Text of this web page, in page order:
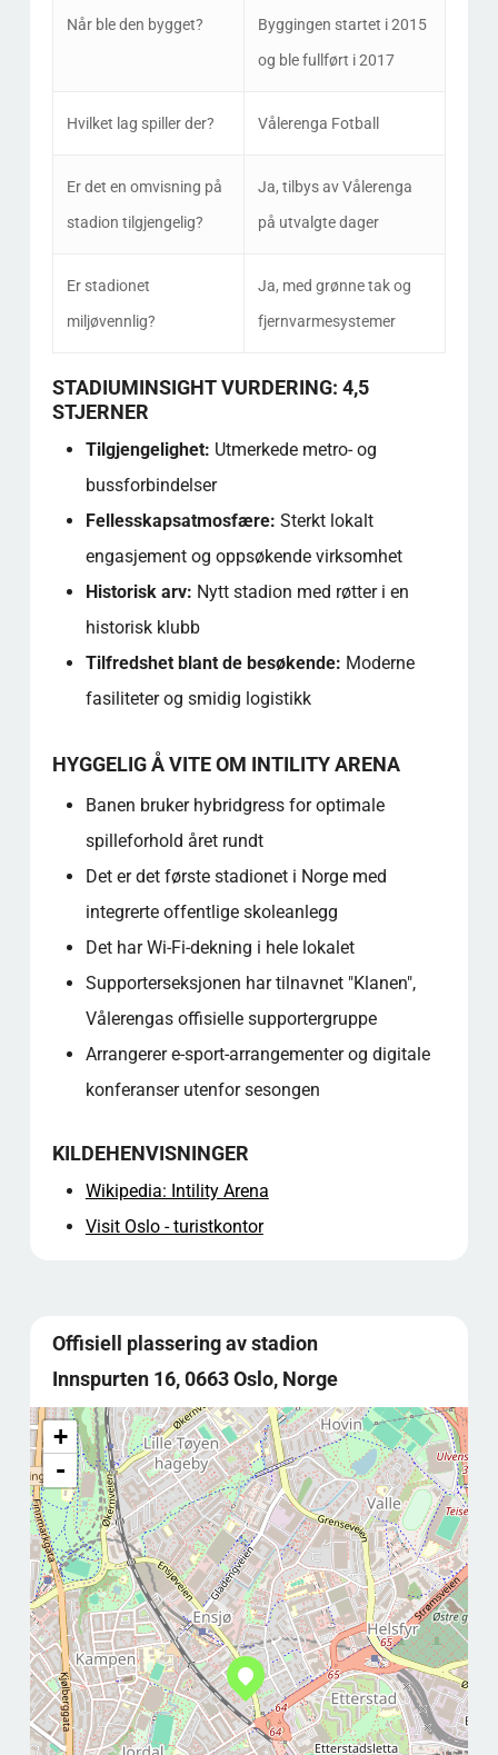
Når ble den bygget?
Byggingen startet i 2015
og ble fullført i 2017
Hvilket lag spiller der? Vålerenga Fotball
Er det en omvisning på
stadion tilgjengelig?
Ja, tilbys av Vålerenga
på utvalgte dager
Er stadionet
miljøvennlig?
Ja, med grønne tak og
fjernvarmesystemer
STADIUMINSIGHT VURDERING: 4,5
STJERNER
Tilgjengelighet: Utmerkede metro- og
bussforbindelser
Fellesskapsatmosfære: Sterkt lokalt
engasjement og oppsøkende virksomhet
Historisk arv: Nytt stadion med røtter i en
historisk klubb
Tilfredshet blant de besøkende: Moderne
fasiliteter og smidig logistikk
HYGGELIG Å VITE OM INTILITY ARENA
Banen bruker hybridgress for optimale
spilleforhold året rundt
Det er det første stadionet i Norge med
integrerte offentlige skoleanlegg
Det har Wi-Fi-dekning i hele lokalet
Supporterseksjonen har tilnavnet "Klanen",
Vålerengas offisielle supportergruppe
Arrangerer e-sport-arrangementer og digitale
konferanser utenfor sesongen
KILDEHENVISNINGER
Wikipedia: Intility Arena
Visit Oslo - turistkontor
Offisiell plassering av stadion
Innspurten 16, 0663 Oslo, Norge
+
-